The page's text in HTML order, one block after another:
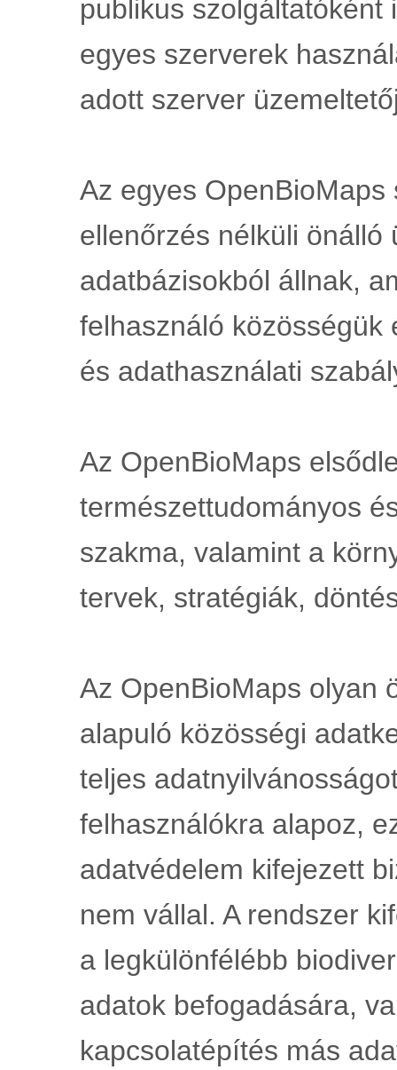
publikus szolgáltatóként
egyes szerverek
adott szerver
Az egyes
ellenőrzés nélküli önálló
adatbázisokból állnak,
felhasználó közösségük
és adathasználati
Az OpenBioMaps
természettudományos
szakma, valamint a
tervek, stratégiák,
Az OpenBioMaps olyan
alapuló közösségi
teljes
felhasználókra alapoz,
adatvédelem kifejezett
nem vállal. A rendszer
a legkülönfélébb
adatok befogadására,
kapcsolatépítés más